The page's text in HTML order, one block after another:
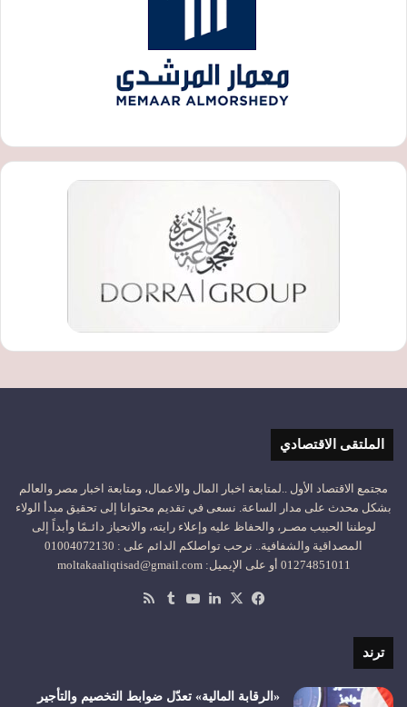
الملتقى الاقتصادي
مجتمع الاقتصاد الأول ..لمتابعة اخبار المال والاعمال، ومتابعة اخبار مصر والعالم
بشكل محدث على مدار الساعة. نسعى في تقديم محتوانا إلى تحقيق مبدأ الولاء
لوطننا الحبيب مصـر، والحفاظ عليه وإعلاء رايته، والانحياز دائـمًا وأبداً إلى
المصداقية والشفافية.. نرحب تواصلكم الدائم على : 01004072130
01274851011 أو على الإيميل: moltakaaliqtisad@gmail.com
فيسبوك
‫X لينكدإن‫YouTube
ترند
«الرقابة المالية» تعدّل ضوابط التخصيم والتأجير